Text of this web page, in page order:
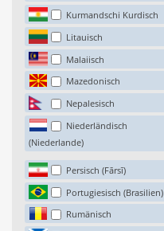
Kurmandschi Kurdisch
Litauisch
Malaiisch
Mazedonisch
Nepalesisch
Niederländisch
(Niederlande)
Persisch (Fārsī)
Portugiesisch (Brasilien)
Rumänisch